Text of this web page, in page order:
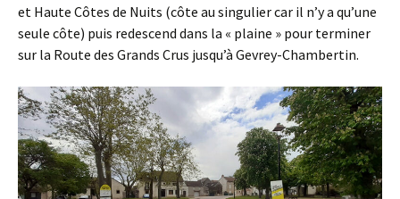
et Haute Côtes de Nuits (côte au singulier car il n’y a qu’une
seule côte) puis redescend dans la « plaine » pour terminer
sur la Route des Grands Crus jusqu’à Gevrey-Chambertin.